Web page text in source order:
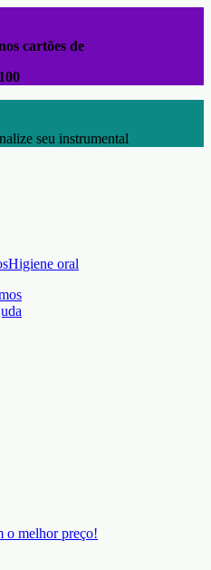
cartões de
seu instrumental
Higiene oral
o melhor preço!